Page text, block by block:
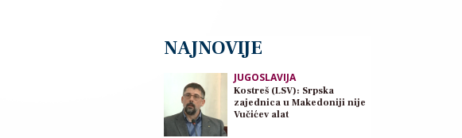
NAJNOVIJE
JUGOSLAVIJA
Kostreš (LSV): Srpska
zajednica u Makedoniji nije
Vučićev alat